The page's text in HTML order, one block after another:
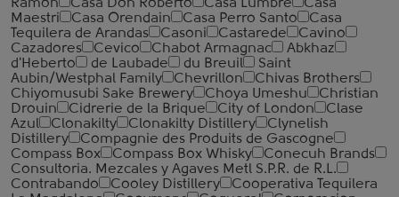
Ramon
Casa Don Roberto Casa Lumbre
Casa
Maestri
Casa Orendain Casa Perro Santo
Casa
Tequilera de Arandas
Casoni Castarede
Cavino
Cazadores
Cevico Chabot Armagnac
Abkhaz
d'Heberto
de Laubade du Breuil
Saint
Aubin/Westphal Family
Chevrillon
Chivas Brothers
Chiyomusubi Sake Brewery
Choya Umeshu
Christian
Drouin
Cidrerie de la Brique City of London
Clase
Azul
Clonakilty Clonakilty Distillery
Clynelish
Distillery
Compagnie des Produits de Gascogne
Compass Box
Compass Box Whisky
Conecuh Brands
Consultoria. Mezcales y Agaves Metl S.P.R. de R.L.
Contrabando
Cooley Distillery
Cooperativa Tequilera